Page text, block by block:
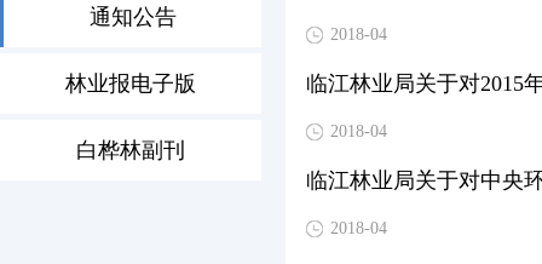
通知公告
林业报电子版
白桦林副刊
2018-04
临江林业局关于对2015
2018-04
临江林业局关于对中央
2018-04